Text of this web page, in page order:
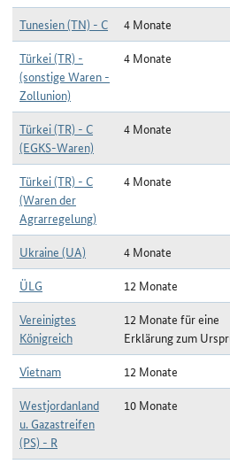
Tunesien (TN) - C
4 Monate
Türkei (TR) -
(sonstige Waren -
Zollunion)
4 Monate
Türkei (TR) - C
(EGKS-Waren)
4 Monate
Türkei (TR) - C
(Waren der
Agrarregelung)
4 Monate
Ukraine (UA) 4 Monate
ÜLG
12 Monate
Vereinigtes
Königreich
12 Monate für eine
Erklärung zum
Vietnam
12 Monate
Westjordanland
u. Gazastreifen
(PS) - R
10 Monate